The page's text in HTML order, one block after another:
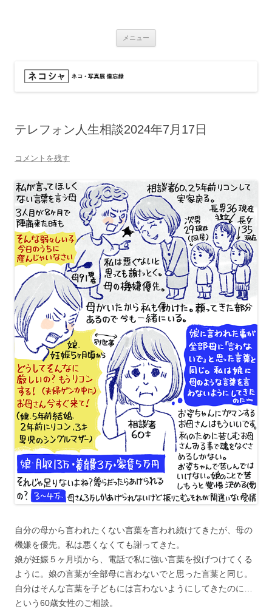
メニュー
テレフォン人生相談2024年7月17日
コメントを残す
自分の母から言われたくない言葉を言われ続けてきたが、母の
機嫌を優先。私は悪くなくても謝ってきた。
娘が妊娠５ヶ月頃から、電話で私に強い言葉を投げつけてくる
ように。娘の言葉が全部母に言わないでと思った言葉と同じ。
自分はそんな言葉を子どもには言わないようにしてきたのに…
という60歳女性のご相談。